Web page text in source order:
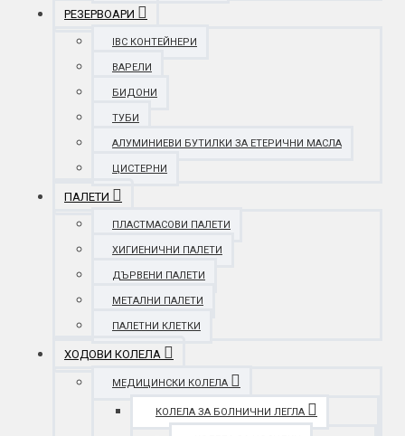
РЕЗЕРВОАРИ
IBC КОНТЕЙНЕРИ
ВАРЕЛИ
БИДОНИ
ТУБИ
АЛУМИНИЕВИ БУТИЛКИ ЗА ЕТЕРИЧНИ МАСЛА
ЦИСТЕРНИ
ПАЛЕТИ
ПЛАСТМАСОВИ ПАЛЕТИ
ХИГИЕНИЧНИ ПАЛЕТИ
ДЪРВЕНИ ПАЛЕТИ
МЕТАЛНИ ПАЛЕТИ
ПАЛЕТНИ КЛЕТКИ
ХОДОВИ КОЛЕЛА
МЕДИЦИНСКИ КОЛЕЛА
КОЛЕЛА ЗА БОЛНИЧНИ ЛЕГЛА